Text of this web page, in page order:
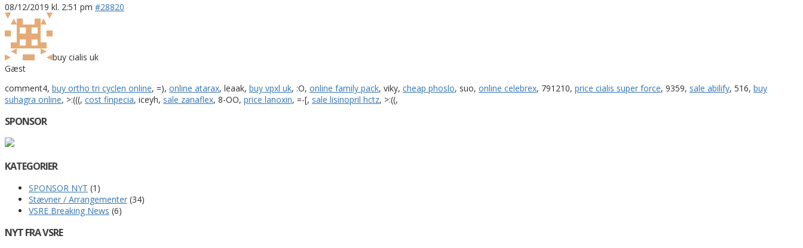
08/12/2019 kl. 2:51 pm #28820
buy cialis uk
Gæst
comment4, buy ortho tri cyclen online, =), online atarax, leaak, buy vpxl uk, :O, online family pack, viky, cheap phoslo, suo, online celebrex, 791210, price cialis super force, 9359, sale abilify, 516, buy
suhagra online, >:(((, cost finpecia, iceyh, sale zanaflex, 8-OO, price lanoxin, =-[, sale lisinopril hctz, >:((,
SPONSOR
KATEGORIER
SPONSOR NYT (1)
Stævner / Arrangementer (34)
VSRE Breaking News (6)
NYT FRA VSRE